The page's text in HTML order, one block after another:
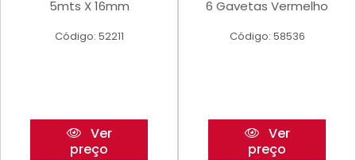
5mts X 16mm
Código: 52211
Ver
preço
6 Gavetas Vermelho
Código: 58536
Ver
preço